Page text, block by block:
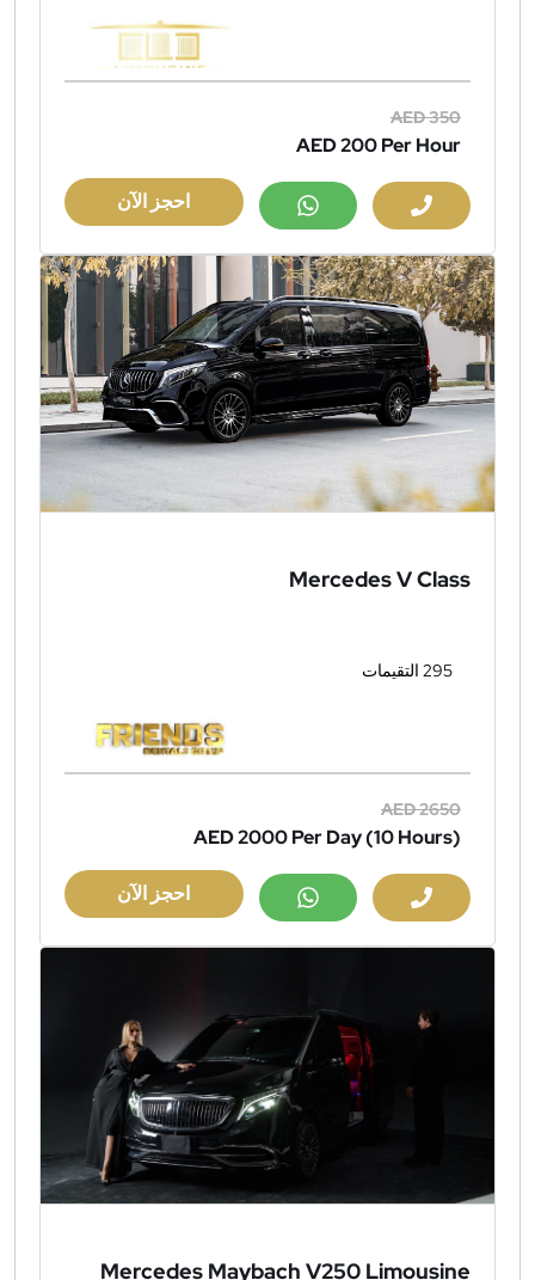
AED 350
AED 200Per Hour
احجز الآن
Mercedes V Class
295 التقيمات
AED 2650
AED 2000Per Day (10 Hours)
احجز الآن
Mercedes Maybach V250 Limousine